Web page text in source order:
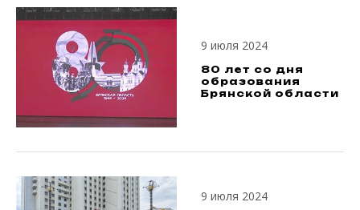
9 июля 2024
80 лет со дня
образования
Брянской области
9 июля 2024